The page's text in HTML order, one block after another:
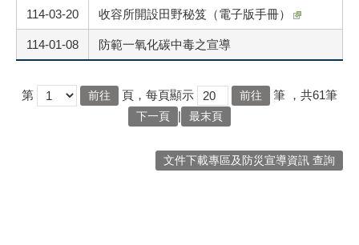
114-03-20 收容所開設田野秘笈（電子版手冊）
114-01-08 防範一氧化碳中毒之宣導
第 頁，每頁顯示 筆 ，共61筆
下一頁 | 最末頁
文件下載專區及防災宣導資訊 查詢